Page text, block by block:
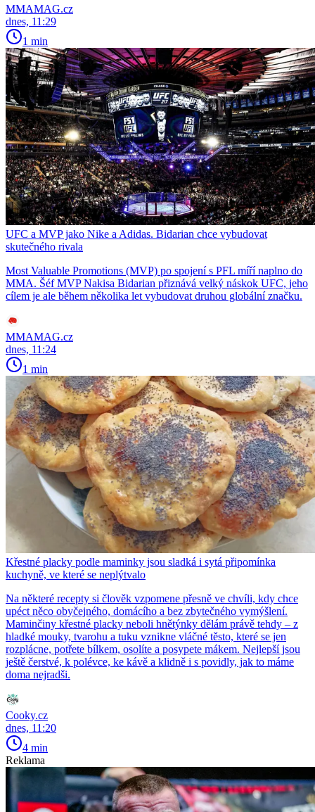
MMAMAG.cz
dnes, 11:29
1 min
UFC a MVP jako Nike a Adidas. Bidarian chce vybudovat
skutečného rivala
Most Valuable Promotions (MVP) po spojení s PFL míří naplno do
MMA. Šéf MVP Nakisa Bidarian přiznává velký náskok UFC, jeho
cílem je ale během několika let vybudovat druhou globální značku.
MMAMAG.cz
dnes, 11:24
1 min
Křestné placky podle maminky jsou sladká i sytá připomínka
kuchyně, ve které se neplýtvalo
Na některé recepty si člověk vzpomene přesně ve chvíli, kdy chce
upéct něco obyčejného, domácího a bez zbytečného vymýšlení.
Maminčiny křestné placky neboli hnětýnky dělám právě tehdy – z
hladké mouky, tvarohu a tuku vznikne vláčné těsto, které se jen
rozplácne, potřete bílkem, osolíte a posypete mákem. Nejlepší jsou
ještě čerstvé, k polévce, ke kávě a klidně i s povidly, jak to máme
doma nejradši.
Cooky.cz
dnes, 11:20
4 min
Reklama